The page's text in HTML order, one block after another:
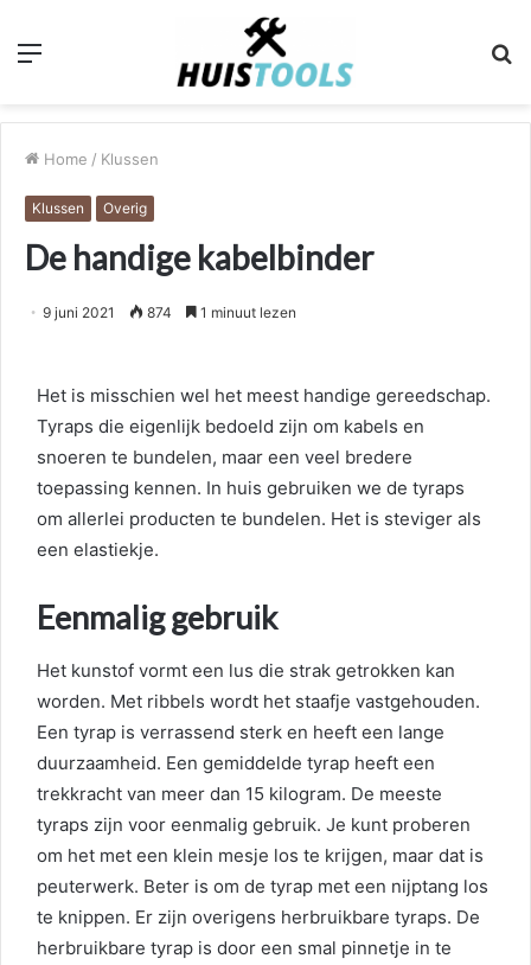
Menu
Home / Klussen
Klussen Overig
De handige kabelbinder
9 juni 2021 874 1 minuut lezen
Het is misschien wel het meest handige gereedschap.
Tyraps die eigenlijk bedoeld zijn om kabels en
snoeren te bundelen, maar een veel bredere
toepassing kennen. In huis gebruiken we de tyraps
om allerlei producten te bundelen. Het is steviger als
een elastiekje.
Eenmalig gebruik
Het kunstof vormt een lus die strak getrokken kan
worden. Met ribbels wordt het staafje vastgehouden.
Een tyrap is verrassend sterk en heeft een lange
duurzaamheid. Een gemiddelde tyrap heeft een
trekkracht van meer dan 15 kilogram. De meeste
tyraps zijn voor eenmalig gebruik. Je kunt proberen
om het met een klein mesje los te krijgen, maar dat is
peuterwerk. Beter is om de tyrap met een nijptang los
te knippen. Er zijn overigens herbruikbare tyraps. De
herbruikbare tyrap is door een smal pinnetje in te